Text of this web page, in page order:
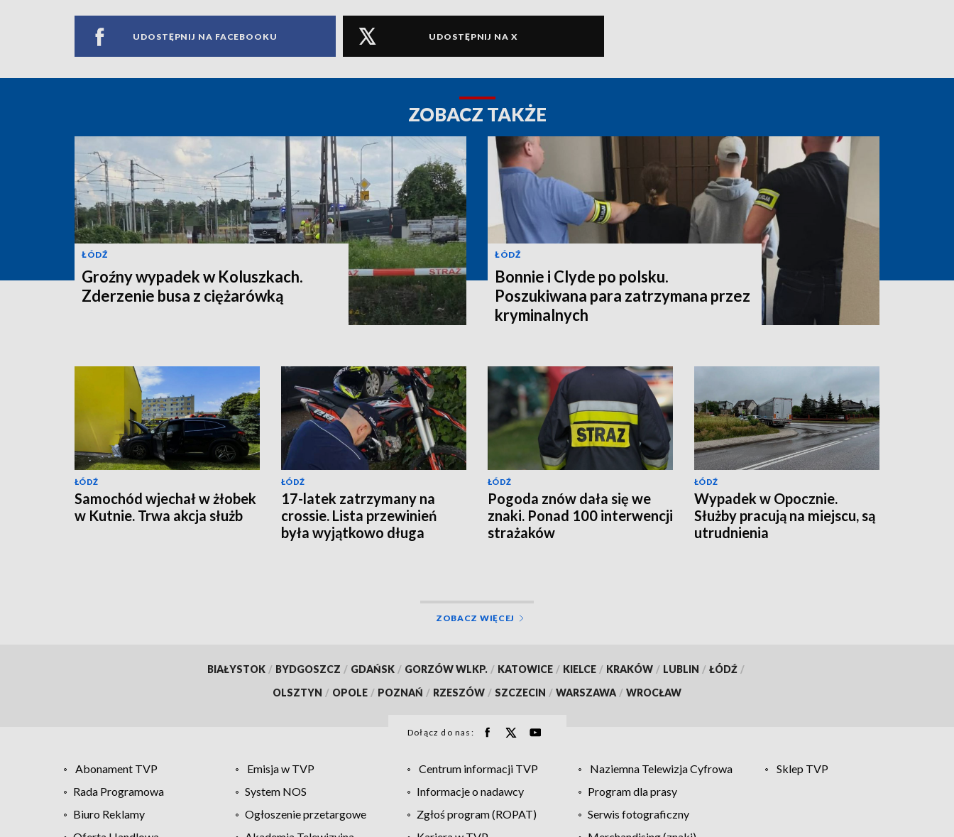
UDOSTĘPNIJ NA FACEBOOKU UDOSTĘPNIJ NA X
ZOBACZ TAKŻE
ŁÓDŹ
Groźny wypadek w Koluszkach.
Zderzenie busa z ciężarówką
ŁÓDŹ
Bonnie i Clyde po polsku.
Poszukiwana para zatrzymana przez
kryminalnych
ŁÓDŹ
Samochód wjechał w żłobek
w Kutnie. Trwa akcja służb
ŁÓDŹ
17-latek zatrzymany na
crossie. Lista przewinień
była wyjątkowo długa
ŁÓDŹ
Pogoda znów dała się we
znaki. Ponad 100 interwencji
strażaków
ŁÓDŹ
Wypadek w Opocznie.
Służby pracują na miejscu, są
utrudnienia
ZOBACZ WIĘCEJ
BIAŁYSTOK / BYDGOSZCZ / GDAŃSK / GORZÓW WLKP. / KATOWICE / KIELCE / KRAKÓW / LUBLIN / ŁÓDŹ /
OLSZTYN / OPOLE / POZNAŃ / RZESZÓW / SZCZECIN / WARSZAWA / WROCŁAW
Dołącz do nas:
Abonament TVP Emisja w TVP Centrum informacji TVP Naziemna Telewizja Cyfrowa
Sklep TVP
Rada Programowa
System NOS Informacje o nadawcy
Program dla prasy
Biuro Reklamy
Ogłoszenie przetargowe Zgłoś program (ROPAT)
Serwis fotograficzny